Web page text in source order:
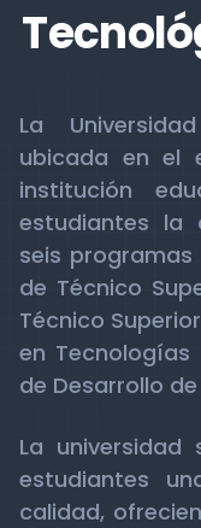
La
ubicada en el
institución
estudiantes la
seis
de Técnico
Técnico
en
de Desarrollo
La
estudiantes
calidad,